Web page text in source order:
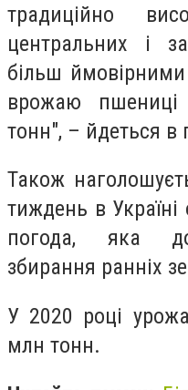
традиційно
центральних і
більш
врожаю
тонн", – йдеться в
Також
тиждень в Україні
погода, яка
збирання ранніх
У 2020 році
млн тонн.